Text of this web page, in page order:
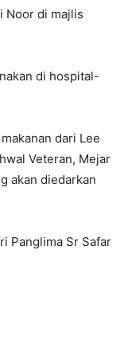
Noor di majlis
di hospital-
dari Lee
Veteran, Mejar
akan diedarkan
Panglima Sr Safar